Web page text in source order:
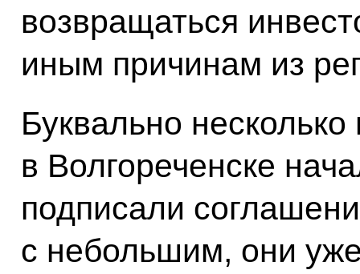
возвращаться
иным причинам из
Буквально
в Волгореченске
подписали
с небольшим, они